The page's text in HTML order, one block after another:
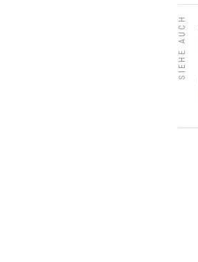
SIEHE AUCH